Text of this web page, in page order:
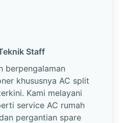
Staff
berpengalaman
khususnya AC split
Kami melayani
service AC rumah
pergantian spare